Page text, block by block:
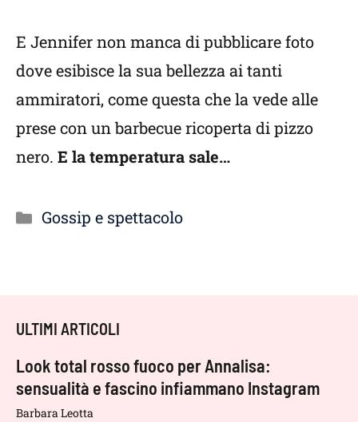
E Jennifer non manca di pubblicare foto
dove esibisce la sua bellezza ai tanti
ammiratori, come questa che la vede alle
prese con un barbecue ricoperta di pizzo
nero. E la temperatura sale…
Categorie
Gossip e spettacolo
ULTIMI ARTICOLI
Look total rosso fuoco per Annalisa:
sensualità e fascino infiammano Instagram
Barbara Leotta